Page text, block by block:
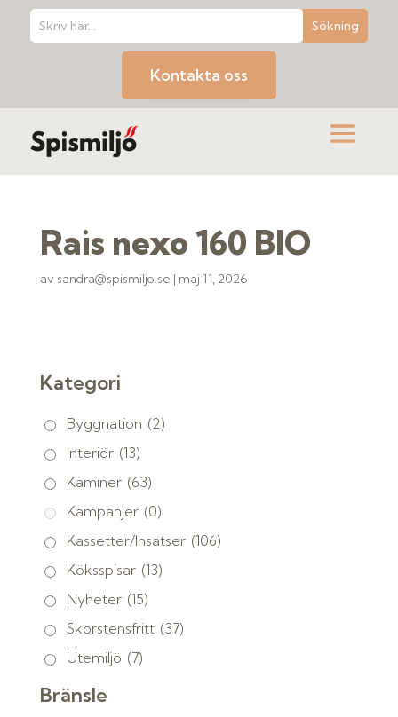
Kontakta oss
Rais nexo 160 BIO
av sandra@spismiljo.se | maj 11, 2026
Kategori
Byggnation (2)
Interiör (13)
Kaminer (63)
Kampanjer (0)
Kassetter/Insatser (106)
Köksspisar (13)
Nyheter (15)
Skorstensfritt (37)
Utemiljö (7)
Bränsle